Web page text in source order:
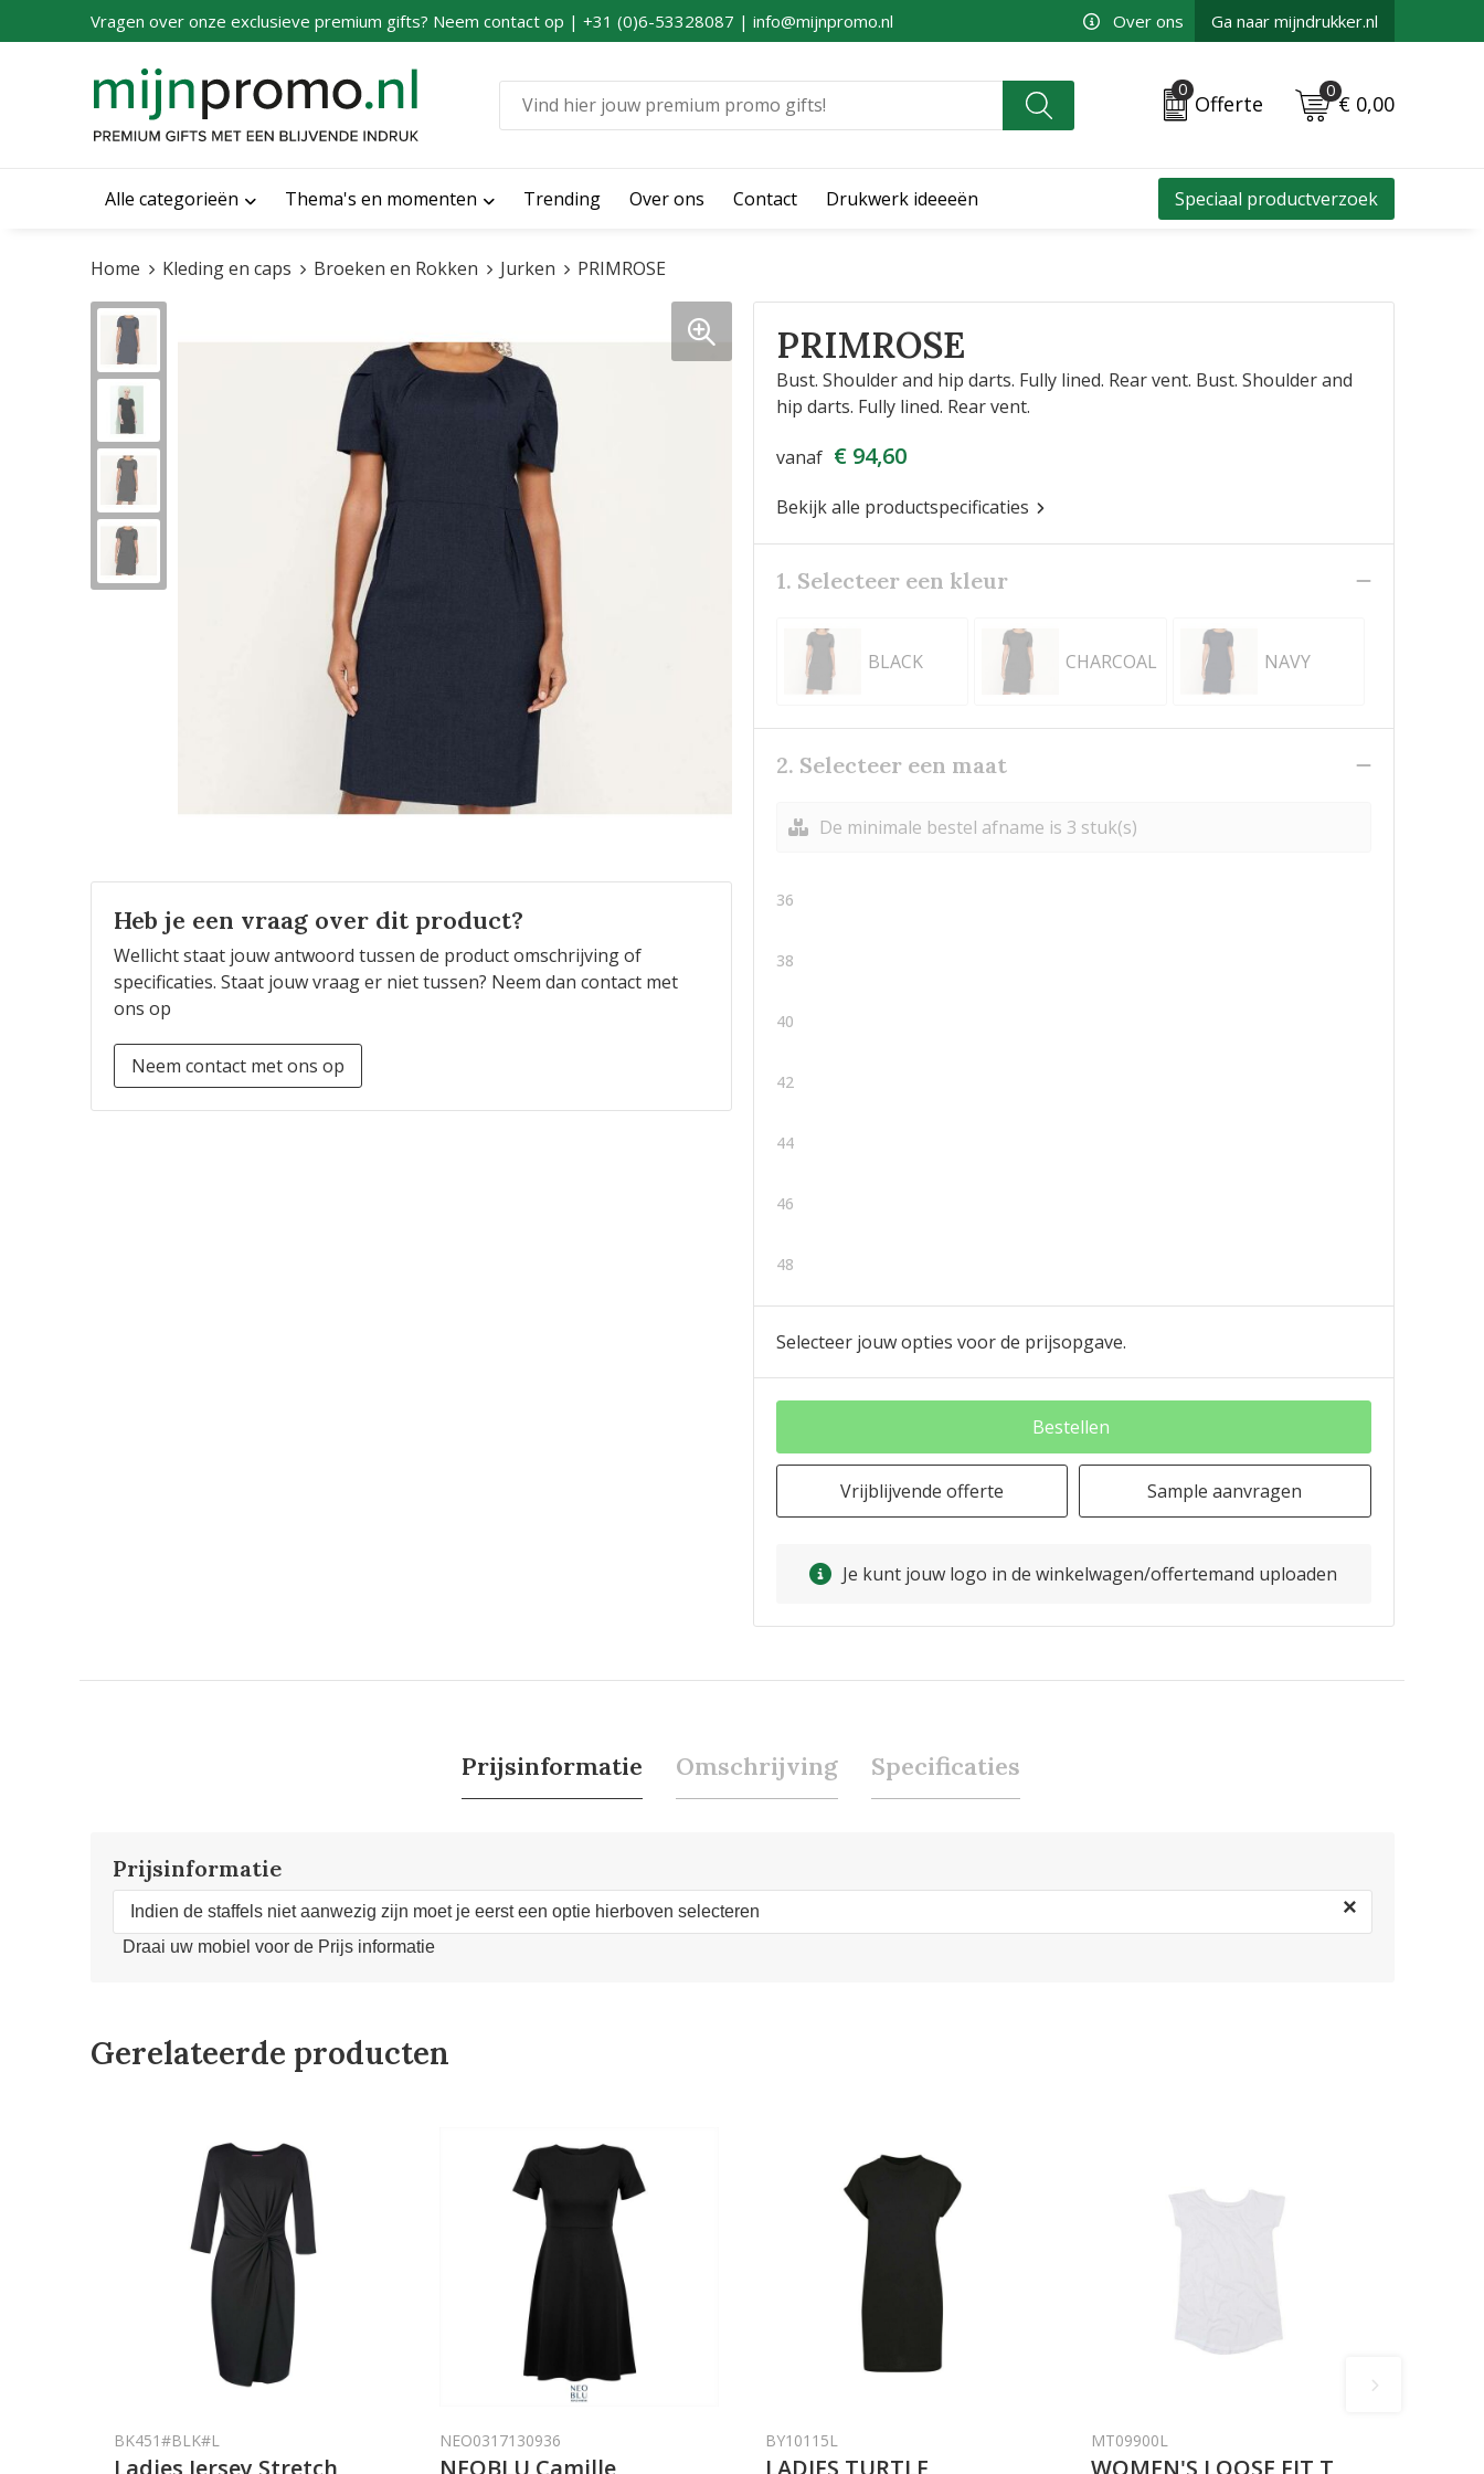
Vragen over onze exclusieve premium gifts? Neem contact op | +31 (0)6-53328087 | info@mijnpromo.nl Over ons Ga naar mijndrukker.nl
0
Offerte
0
€ 0,00
Alle categorieën Thema's en momenten Trending Over ons Contact Drukwerk ideeeën Speciaal productverzoek
Home Kleding en caps Broeken en Rokken Jurken PRIMROSE
Heb je een vraag over dit product?
Wellicht staat jouw antwoord tussen de product omschrijving of
specificaties. Staat jouw vraag er niet tussen? Neem dan contact met
ons op
Neem contact met ons op
PRIMROSE
Bust. Shoulder and hip darts. Fully lined. Rear vent. Bust. Shoulder and
hip darts. Fully lined. Rear vent.
vanaf € 94,60
Bekijk alle productspecificaties
1. Selecteer een kleur
BLACK CHARCOAL NAVY
2. Selecteer een maat
De minimale bestel afname is 3 stuk(s)
36
38
40
42
44
46
48
Selecteer jouw opties voor de prijsopgave.
Bestellen
Vrijblijvende offerte Sample aanvragen
Je kunt jouw logo in de winkelwagen/offertemand uploaden
Prijsinformatie Omschrijving Specificaties
Prijsinformatie
Indien de staffels niet aanwezig zijn moet je eerst een optie hierboven selecteren ×
Draai uw mobiel voor de Prijs informatie
Gerelateerde producten
BK451#BLK#L NEO0317130936 BY10115L MT09900L